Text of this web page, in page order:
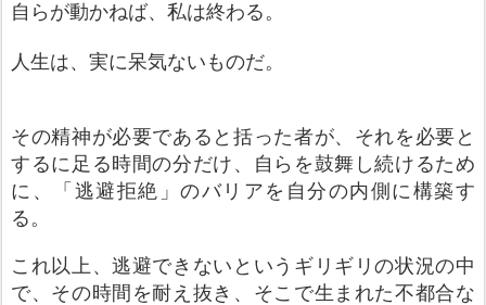
自らが動かねば、私は終わる。
人生は、実に呆気ないものだ。
その精神が必要であると括った者が、それを必要と
するに足る時間の分だけ、自らを鼓舞し続けるため
に、「逃避拒絶」のバリアを自分の内側に構築す
る。
これ以上、逃避できないというギリギリの状況の中
で、その時間を耐え抜き、そこで生まれた不都合な